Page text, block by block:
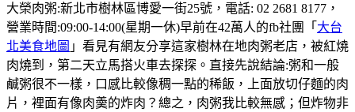
大榮肉粥:新北市樹林區博愛一街25號，電話: 02 2681 8177，
營業時間:09:00-14:00(星期一休)早前在42萬人的fb社團「 大台
北美食地圖 」看見有網友分享這家樹林在地肉粥老店，被紅燒
肉燒到，第二天立馬搭火車去探探。直接先說結論:粥和一般
鹹粥很不一樣，口感比較像稠一點的稀飯，上面放切仔麵的肉
片，裡面有像肉羮的炸肉？總之，肉粥我比較無感；但炸物非